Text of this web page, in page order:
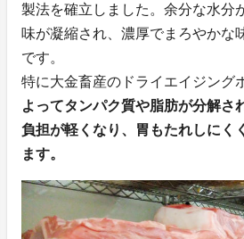
製法を確立しました。余分な水分
味が凝縮され、濃厚でまろやかな
です。
特に大金畜産のドライエイジング
よってタンパク質や脂肪が分解さ
負担が軽くなり、胃もたれしにく
ます。